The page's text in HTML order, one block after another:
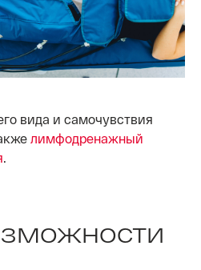
вида и самочувствия
лимфодренажный
.